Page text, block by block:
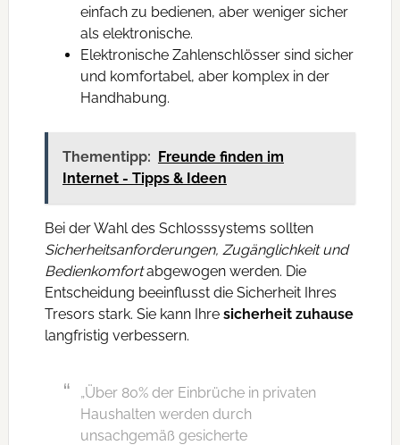
einfach zu bedienen, aber weniger sicher
als elektronische.
Elektronische Zahlenschlösser sind sicher
und komfortabel, aber komplex in der
Handhabung.
Thementipp: Freunde finden im
Internet - Tipps & Ideen
Bei der Wahl des Schlosssystems sollten
Sicherheitsanforderungen, Zugänglichkeit und
Bedienkomfortabgewogen werden. Die
Entscheidung beeinflusst die Sicherheit Ihres
Tresors stark. Sie kann Ihre sicherheit zuhause
langfristig verbessern.
„Über 80% der Einbrüche in privaten
Haushalten werden durch
unsachgemäß gesicherte